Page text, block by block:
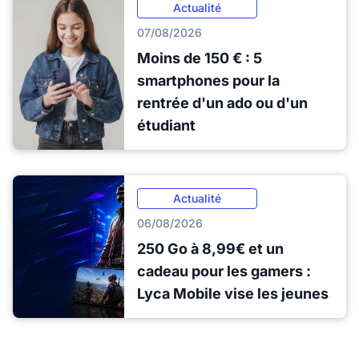
Actualité
07/08/2026
Moins de 150 € : 5
smartphones pour la
rentrée d'un ado ou d'un
étudiant
Actualité
06/08/2026
250 Go à 8,99€ et un
cadeau pour les gamers :
Lyca Mobile vise les jeunes